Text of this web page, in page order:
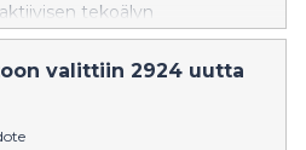
tekoälyn
luodaan luotettavampia ja
yhteistyöhön kykeneviä
teknologiaa
valittiin 2924 uutta